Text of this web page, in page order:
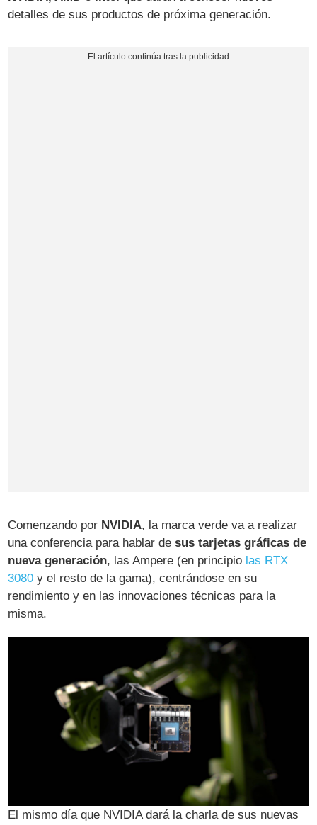
detalles de sus productos de próxima generación.
Comenzando por NVIDIA, la marca verde va a realizar
una conferencia para hablar desus tarjetas gráficas de
nueva generación, las Ampere (en principio las RTX
3080 y el resto de la gama), centrándose en su
rendimiento y en las innovaciones técnicas para la
misma.
El mismo día que NVIDIA dará la charla de sus nuevas